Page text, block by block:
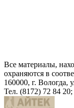
Все материалы,
охраняются в
160000, г. Вологда,
Тел. (8172) 72 84